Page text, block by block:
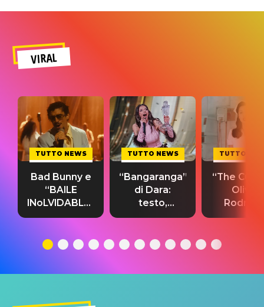
VIRAL
TUTTO NEWS
Bad Bunny e
“BAILE
INoLVIDABLE”:
testo,
significato
TUTTO NEWS
“Bangaranga”
di Dara:
testo,
traduzione e
del singolo
TUTTO
“The
Olivia
testo,